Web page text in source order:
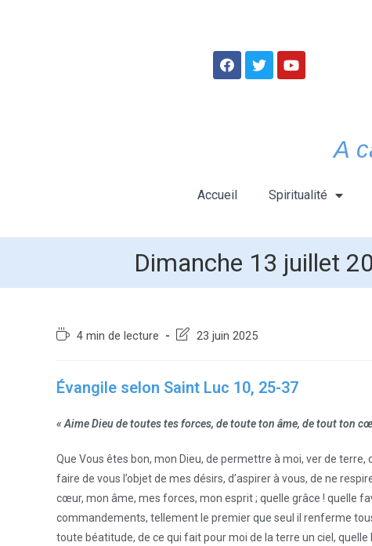
A
Accueil Spiritualité
Dimanche 13 juillet
4 min de lecture 23 juin 2025
Évangile selon Saint Luc 10, 25-37
« Aime Dieu de toutes tes forces, de toute ton âme, de tout ton
Que Vous êtes bon, mon Dieu, de permettre à moi, ver de
faire de vous l’objet de mes désirs, d’aspirer à vous, de ne
cœur, mon âme, mes forces, mon esprit ; quelle grâce ! quelle
commandements, tellement le premier que seul il renferme
toute béatitude, de ce qui fait pour moi de la terre un ciel,